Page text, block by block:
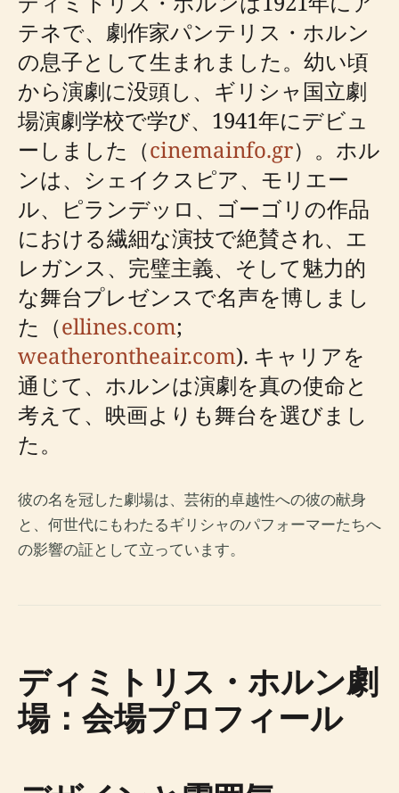
テネで、劇作家パンテリス・ホルン
の息子として生まれました。幼い頃
から演劇に没頭し、ギリシャ国立劇
場演劇学校で学び、1941年にデビュ
ーしました（cinemainfo.gr）。ホル
ンは、シェイクスピア、モリエー
ル、ピランデッロ、ゴーゴリの作品
における繊細な演技で絶賛され、エ
レガンス、完璧主義、そして魅力的
な舞台プレゼンスで名声を博しまし
た（ellines.com;
weatherontheair.com). キャリアを
通じて、ホルンは演劇を真の使命と
考えて、映画よりも舞台を選びまし
た。
彼の名を冠した劇場は、芸術的卓越性への彼の献身
と、何世代にもわたるギリシャのパフォーマーたちへ
の影響の証として立っています。
ディミトリス・ホルン劇
場：会場プロフィール